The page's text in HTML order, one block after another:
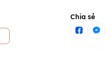
Chia sẻ